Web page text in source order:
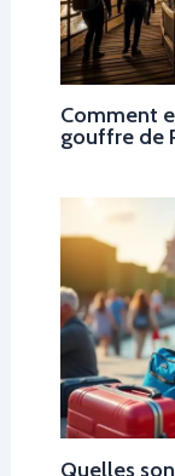
Comment
gouffre de
Quelles